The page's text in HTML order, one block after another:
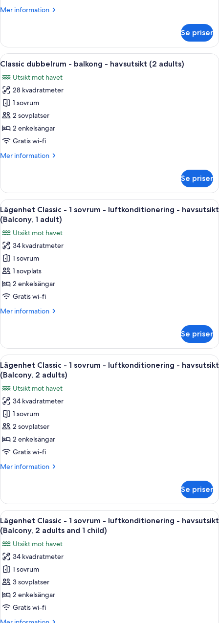
havsutsikt
Mer information
Mer
dubbelrum
balkong
havsutsikt
(1
adult)
Se priser
Öppna
alla
foton
för
Classic
dubbelrum
-
balkong
havsutsikt
Värdeförvaringsskåp på rummet,
13
Classic dubbelrum - balkong - havsutsikt (2 adults)
Utsikt mot havet
28 kvadratmeter
1 sovrum
2 sovplatser
2 enkelsängar
Gratis wi-fi
Mer information
Mer
dubbelrum
balkong
-
havsutsikt
(2
adults)
Se priser
Öppna
alla
foton
för
Lägenhet
Classic
-
1
sovrum
luftkonditionering
(Balcony,
1
adult)
Värdeförvaringsskåp på rummet,
14
Lägenhet Classic - 1 sovrum - luftkonditionering - havsutsikt
(Balcony, 1 adult)
Utsikt mot havet
34 kvadratmeter
1 sovrum
1 sovplats
2 enkelsängar
Gratis wi-fi
Mer information
Mer
Classic
1
sovrum
-
luftkonditionering
havsutsikt
(Balcony,
Se priser
Öppna
alla
foton
för
Lägenhet
Classic
-
1
sovrum
luftkonditionering
(Balcony,
2
adults)
Värdeförvaringsskåp på rummet,
14
Lägenhet Classic - 1 sovrum - luftkonditionering - havsutsikt
(Balcony, 2 adults)
Utsikt mot havet
34 kvadratmeter
1 sovrum
2 sovplatser
2 enkelsängar
Gratis wi-fi
Mer information
Mer
Classic
1
sovrum
-
luftkonditionering
havsutsikt
(Balcony,
2
Se priser
Öppna
alla
foton
för
Lägenhet
Classic
-
1
sovrum
Värdeförvaringsskåp på rummet,
14
Lägenhet Classic - 1 sovrum - luftkonditionering - havsutsikt
(Balcony, 2 adults and 1 child)
Utsikt mot havet
34 kvadratmeter
1 sovrum
3 sovplatser
2 enkelsängar
Gratis wi-fi